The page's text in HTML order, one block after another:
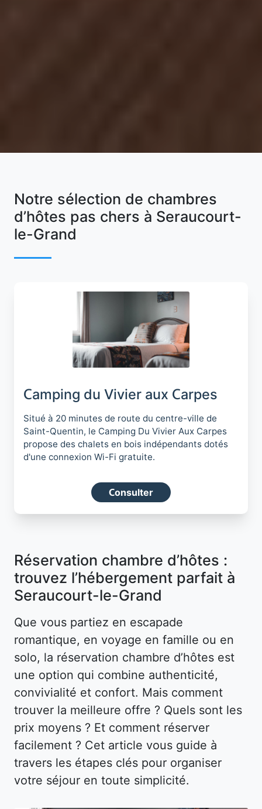
Notre sélection de chambres
d’hôtes pas chers à Seraucourt-
le-Grand
Camping du Vivier aux Carpes
Situé à 20 minutes de route du centre-ville de
Saint-Quentin, le Camping Du Vivier Aux Carpes
propose des chalets en bois indépendants dotés
d'une connexion Wi-Fi gratuite.
Consulter
Réservation chambre d’hôtes :
trouvez l’hébergement parfait à
Seraucourt-le-Grand
Que vous partiez en escapade
romantique, en voyage en famille ou en
solo, la réservation chambre d’hôtes est
une option qui combine authenticité,
convivialité et confort. Mais comment
trouver la meilleure offre ? Quels sont les
prix moyens ? Et comment réserver
facilement ? Cet article vous guide à
travers les étapes clés pour organiser
votre séjour en toute simplicité.